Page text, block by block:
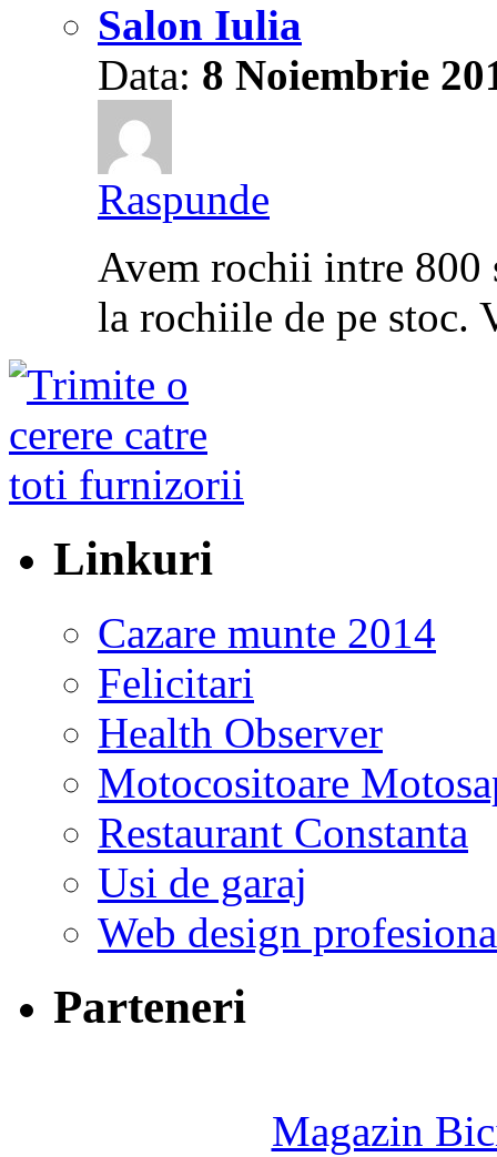
Salon Iulia
Data: 8 Noiembrie
Raspunde
Avem rochii intre
la rochiile de pe stoc.
Linkuri
Cazare munte 2014
Felicitari
Health Observer
Motocositoare
Restaurant Constanta
Usi de garaj
Web design
Parteneri
Magazin